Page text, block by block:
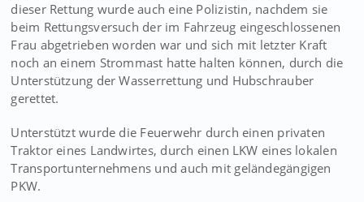
dieser Rettung wurde auch eine Polizistin, nachdem sie
beim Rettungsversuch der im Fahrzeug eingeschlossenen
Frau abgetrieben worden war und sich mit letzter Kraft
noch an einem Strommast hatte halten können, durch die
Unterstützung der Wasserrettung und Hubschrauber
gerettet.
Unterstützt wurde die Feuerwehr durch einen privaten
Traktor eines Landwirtes, durch einen LKW eines lokalen
Transportunternehmens und auch mit geländegängigen
PKW.